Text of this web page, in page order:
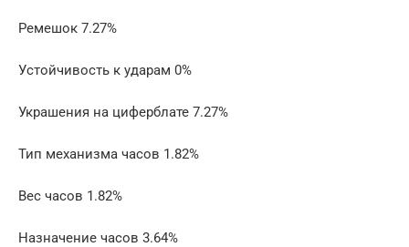
Ремешок 7.27%
Устойчивость к ударам 0%
Украшения на циферблате 7.27%
Тип механизма часов 1.82%
Вес часов 1.82%
Назначение часов 3.64%